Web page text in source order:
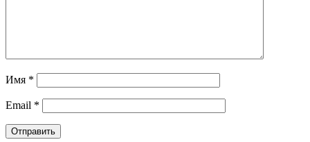
Имя *
Email *